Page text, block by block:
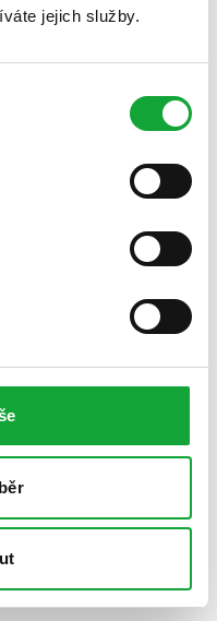
jejich služby.